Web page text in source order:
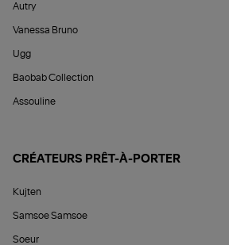
Autry
Vanessa Bruno
Ugg
Baobab Collection
Assouline
CRÉATEURS PRÊT-À-PORTER
Kujten
Samsoe Samsoe
Soeur